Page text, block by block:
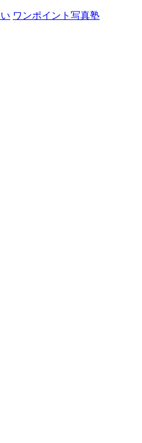
ワンポイント写真塾